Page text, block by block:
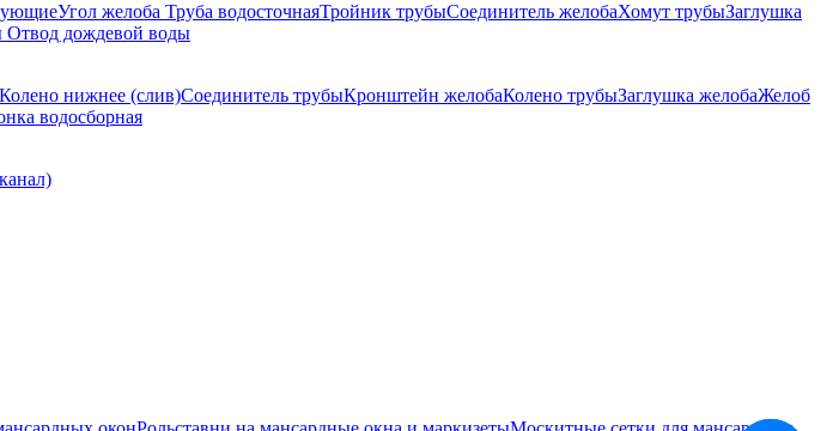
Угол желоба Труба водосточнаяТройник трубыСоединитель желобаХомут трубыЗаглушка
Отвод дождевой воды
Колено нижнее (слив)Соединитель трубыКронштейн желобаКолено трубыЗаглушка желобаЖелоб
водосборная